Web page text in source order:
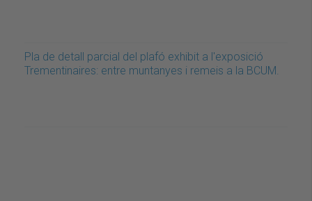
Pla de detall parcial del plafó exhibit a l'exposició
Trementinaires: entre muntanyes i remeis a la BCUM.